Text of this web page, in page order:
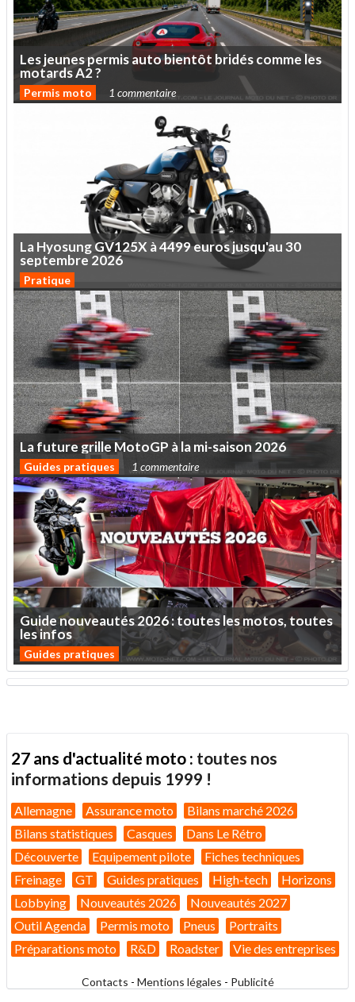
Lesjeunespermisautobientôt bridéscommeles
motardsA2?
Permis moto 1 commentaire
LaHyosungGV125X à4499eurosjusqu'au30
septembre2026
Pratique
Lafuturegrille MotoGP àlami-saison 2026
Guides pratiques 1 commentaire
Guidenouveautés2026:touteslesmotos,toutes
lesinfos
Guides pratiques
27 ans d'actualité moto : toutes nos
informations depuis 1999 !
Allemagne Assurance moto
Bilans marché 2026
Bilans statistiques
Casques
Dans Le Rétro
Découverte
Equipement pilote
Fiches techniques
Freinage
GT Guides pratiques High-tech
Horizons
Lobbying
Nouveautés 2026
Nouveautés 2027
Outil Agenda
Permis moto Pneus
Portraits
Préparations moto
R&D Roadster Vie des entreprises
Contacts - Mentions légales - Publicité